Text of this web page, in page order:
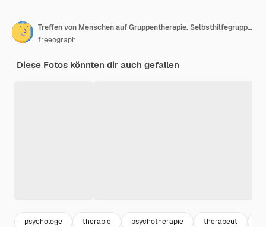
Treffen von Menschen auf Gruppentherapie. Selbsthilfegruppentreffen.
freeograph
Diese Fotos könnten dir auch gefallen
psychologe therapie psychotherapie therapeut